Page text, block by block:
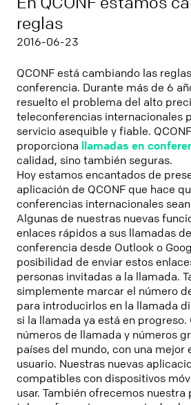
reglas
2016-06-23
QCONF está cambiando las
conferencia. Durante más de 6
resuelto el problema del alto
teleconferencias internacionales
servicio asequible y fiable.
proporciona llamadas en
calidad, sino también seguras.
Hoy estamos encantados de
aplicación de QCONF que hace
conferencias internacionales
Algunas de nuestras nuevas
enlaces rápidos a sus llamadas
conferencia desde Outlook o
posibilidad de enviar estos
personas invitadas a la llamada.
simplemente marcar el número
para introducirlos en la llamada
si la llamada ya está en
números de llamada y números
países del mundo, con una mejor
usuario. Nuestras nuevas
compatibles con dispositivos
usar. También ofrecemos nuestra